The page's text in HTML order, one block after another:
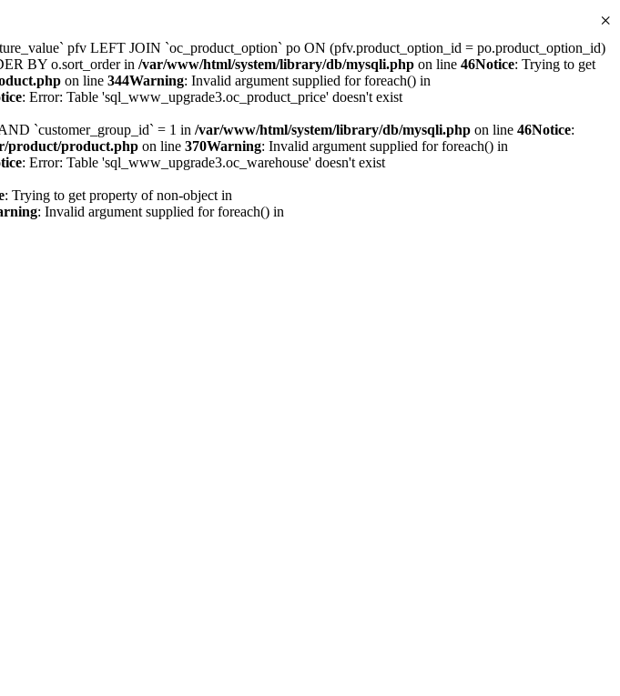
pfv LEFT JOIN `oc_product_option` po ON (pfv.product_option_id = po.product_option_id)
BY o.sort_order in /var/www/html/system/library/db/mysqli.php on line 46Notice: Trying to get
on line 344Warning: Invalid argument supplied for foreach() in
: Error: Table 'sql_www_upgrade3.oc_product_price' doesn't exist
`customer_group_id` = 1 in /var/www/html/system/library/db/mysqli.php on line 46Notice:
product/product.php on line 370Warning: Invalid argument supplied for foreach() in
: Error: Table 'sql_www_upgrade3.oc_warehouse' doesn't exist
: Trying to get property of non-object in
: Invalid argument supplied for foreach() in
×